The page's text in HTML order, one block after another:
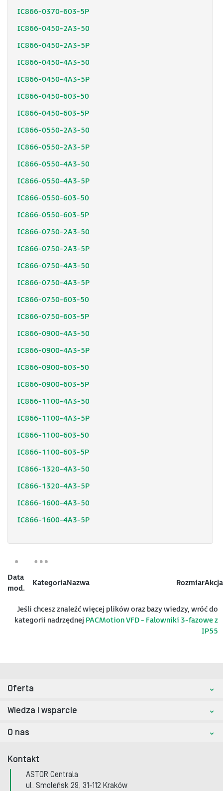
IC866-0370-603-5P
IC866-0450-2A3-50
IC866-0450-2A3-5P
IC866-0450-4A3-50
IC866-0450-4A3-5P
IC866-0450-603-50
IC866-0450-603-5P
IC866-0550-2A3-50
IC866-0550-2A3-5P
IC866-0550-4A3-50
IC866-0550-4A3-5P
IC866-0550-603-50
IC866-0550-603-5P
IC866-0750-2A3-50
IC866-0750-2A3-5P
IC866-0750-4A3-50
IC866-0750-4A3-5P
IC866-0750-603-50
IC866-0750-603-5P
IC866-0900-4A3-50
IC866-0900-4A3-5P
IC866-0900-603-50
IC866-0900-603-5P
IC866-1100-4A3-50
IC866-1100-4A3-5P
IC866-1100-603-50
IC866-1100-603-5P
IC866-1320-4A3-50
IC866-1320-4A3-5P
IC866-1600-4A3-50
IC866-1600-4A3-5P
Data
mod.
KategoriaNazwa RozmiarAkcja
Jeśli chcesz znaleźć więcej plików oraz bazy wiedzy, wróć do
kategorii nadrzędnej PACMotion VFD - Falowniki 3-fazowe z
IP55
Oferta
Wiedza i wsparcie
O nas
Kontakt
ASTOR Centrala
ul. Smoleńsk 29, 31-112 Kraków